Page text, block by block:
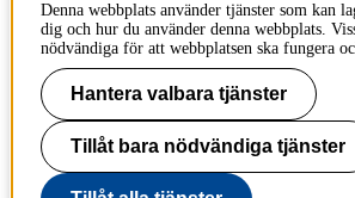
Kontakta utbildningsprogram
Kontakta kurs
IT-support
KTH Entré
KTH
100 44 Stockholm
+46 8 790 60 00
Denna webbplats använder tjänster som kan
dig och hur du använder denna webbplats.
nödvändiga för att webbplatsen ska fungera
Hantera valbara tjänster
Tillåt bara nödvändiga tjänster